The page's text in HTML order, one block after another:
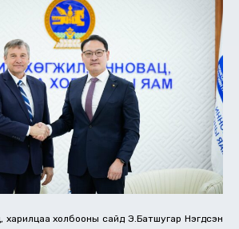
харилцаа холбооны сайд Э.Батшугар Нэгдсэн